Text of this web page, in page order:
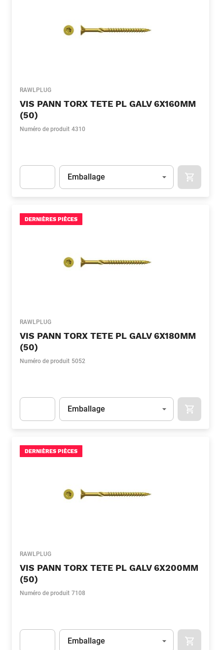
RAWLPLUG
VIS PANN TORX TETE PL GALV 6X160MM
(50)
Numéro de produit 4310
Unité
Emballage
DERNIÈRES PIÈCES
RAWLPLUG
VIS PANN TORX TETE PL GALV 6X180MM
(50)
Numéro de produit 5052
Unité
Emballage
DERNIÈRES PIÈCES
RAWLPLUG
VIS PANN TORX TETE PL GALV 6X200MM
(50)
Numéro de produit 7108
Unité
Emballage